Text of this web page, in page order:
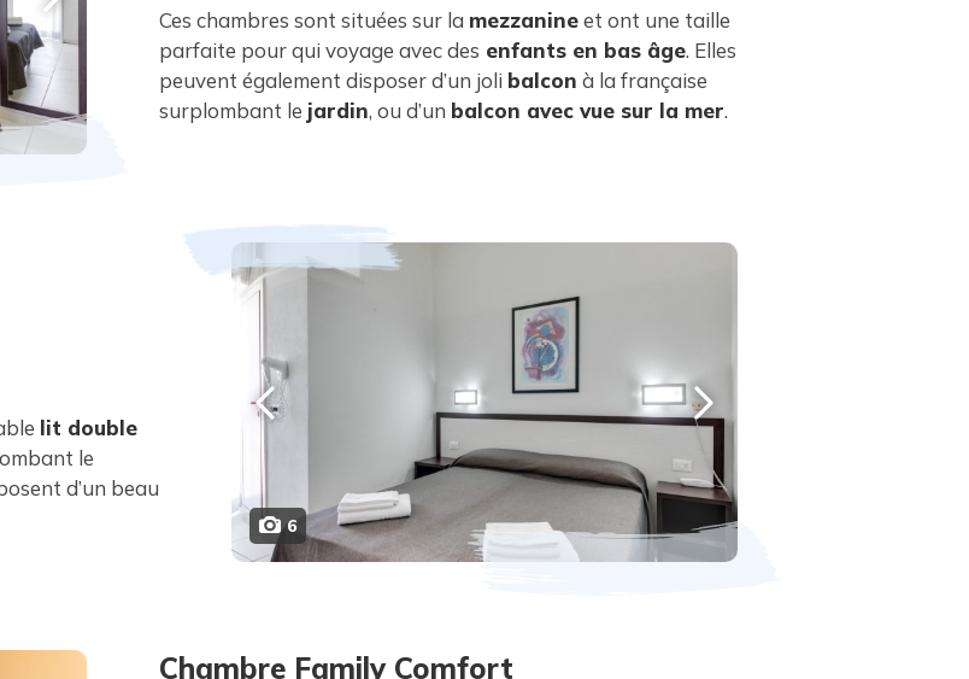
Ces chambres sont situées sur la mezzanineet ont une taille
parfaite pour qui voyage avec des enfants en bas âge. Elles
peuvent également disposer d’un joli balcon à la française
surplombant le jardin, ou d’un balcon avec vue sur la mer.
lit double
le
d’un beau
6
Chambre Family Comfort